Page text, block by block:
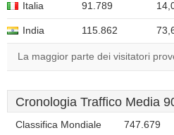
Italia 91.789
India 115.862
La maggior parte dei visitatori
Cronologia Traffico Media
Classifica Mondiale 747.679